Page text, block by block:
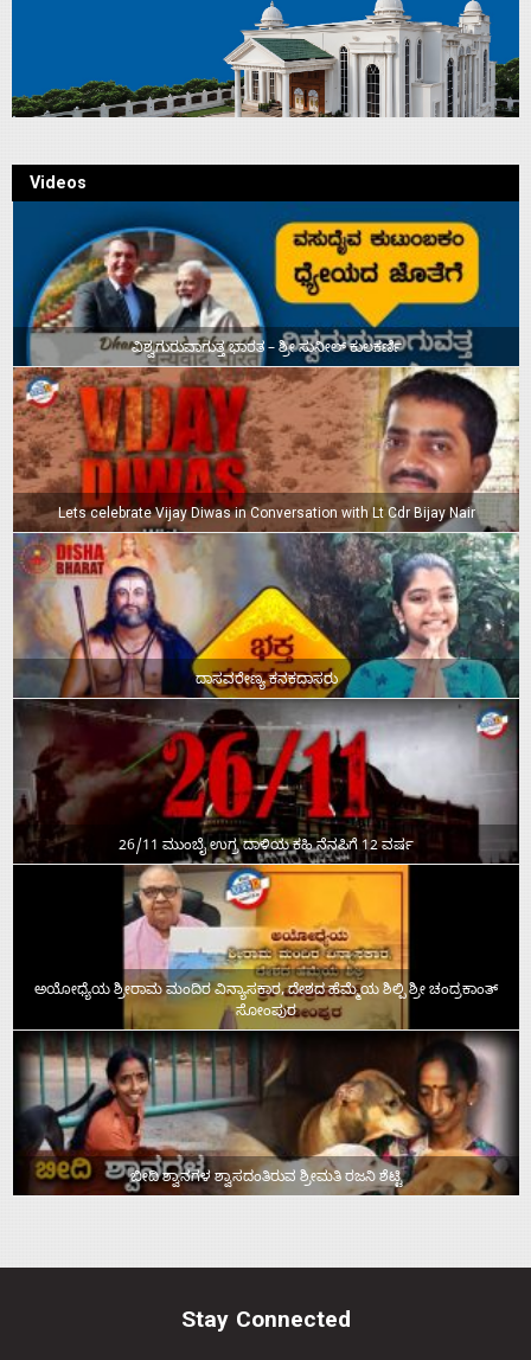
Videos
ವಿಶ್ವಗುರುವಾಗುತ್ತ ಭಾರತ – ಶ್ರೀ ಸುನೀಲ್‌ ಕುಲಕರ್ಣಿ
Lets celebrate Vijay Diwas in Conversation with Lt Cdr Bijay Nair
ದಾಸವರೇಣ್ಯ ಕನಕದಾಸರು
26/11 ಮುಂಬೈ ಉಗ್ರ ದಾಳಿಯ ಕಹಿ ನೆನಪಿಗೆ 12 ವರ್ಷ
ಅಯೋಧ್ಯೆಯ ಶ್ರೀರಾಮ ಮಂದಿರ ವಿನ್ಯಾಸಕಾರ, ದೇಶದ ಹೆಮ್ಮೆಯ ಶಿಲ್ಪಿ ಶ್ರೀ ಚಂದ್ರಕಾಂತ್‌
ಸೋಂಪುರ
ಬೀದಿ ಶ್ವಾನಗಳ ಶ್ವಾಸದಂತಿರುವ ಶ್ರೀಮತಿ ರಜನಿ ಶೆಟ್ಟಿ
Stay Connected